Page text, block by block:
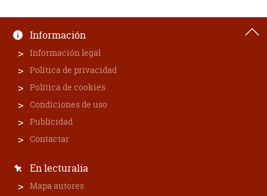
Información
Información legal
Política de privacidad
Política de cookies
Condiciones de uso
Publicidad
Contactar
En lecturalia
Mapa autores